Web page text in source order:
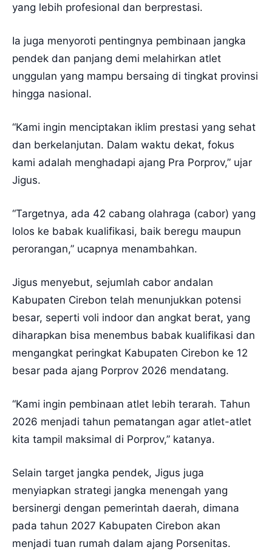
yang lebih profesional dan berprestasi.
Ia juga menyoroti pentingnya pembinaan jangka
pendek dan panjang demi melahirkan atlet
unggulan yang mampu bersaing di tingkat provinsi
hingga nasional.
“Kami ingin menciptakan iklim prestasi yang sehat
dan berkelanjutan. Dalam waktu dekat, fokus
kami adalah menghadapi ajang Pra Porprov,” ujar
Jigus.
“Targetnya, ada 42 cabang olahraga (cabor) yang
lolos ke babak kualifikasi, baik beregu maupun
perorangan,” ucapnya menambahkan.
Jigus menyebut, sejumlah cabor andalan
Kabupaten Cirebon telah menunjukkan potensi
besar, seperti voli indoor dan angkat berat, yang
diharapkan bisa menembus babak kualifikasi dan
mengangkat peringkat Kabupaten Cirebon ke 12
besar pada ajang Porprov 2026 mendatang.
“Kami ingin pembinaan atlet lebih terarah. Tahun
2026 menjadi tahun pematangan agar atlet-atlet
kita tampil maksimal di Porprov,” katanya.
Selain target jangka pendek, Jigus juga
menyiapkan strategi jangka menengah yang
bersinergi dengan pemerintah daerah, dimana
pada tahun 2027 Kabupaten Cirebon akan
menjadi tuan rumah dalam ajang Porsenitas.